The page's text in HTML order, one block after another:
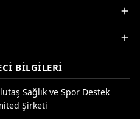
BILGILERI
Sağlık ve Spor Destek
Şirketi